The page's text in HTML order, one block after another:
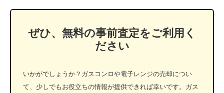
ぜひ、無料の事前査定をご利用く
ださい
いかがでしょうか？ガスコンロや電子レンジの売却につい
て、少しでもお役立ちの情報が提供できれば幸いです。ガス